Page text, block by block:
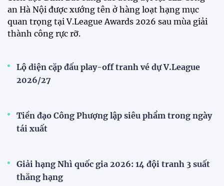
bóng đá Việt Nam
Tân HLV Bồ Đào Nha lý giải việc để Xuân Son đá
hơn
Giải đấu khác